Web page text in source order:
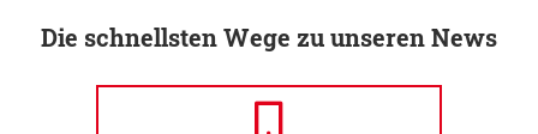
Die schnellsten Wege zu unseren News